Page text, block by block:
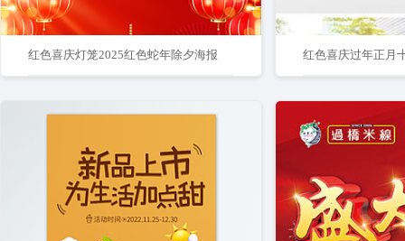
红色喜庆灯笼2025红色蛇年除夕海报 红色喜庆过年正月